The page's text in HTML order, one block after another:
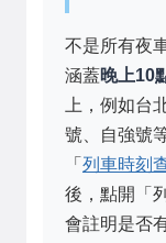
不是所有夜
涵蓋晚上10
上，例如台
號、自強號
「 列車時刻
後，點開「
會註明是否